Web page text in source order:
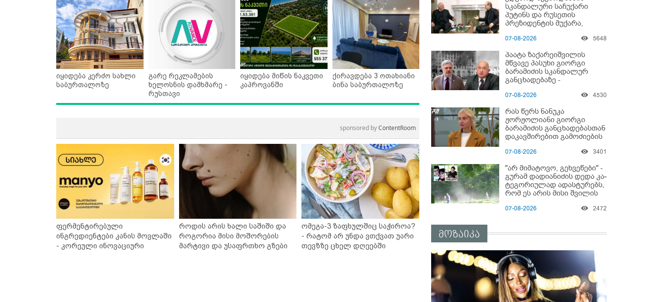
იყიდება კერძო სახლი
საბურთალოზე
გარე რეკლამების
ხელოსნის დამხმარე -
რუსთავი
იყიდება მიწის ნაკვეთი
კაპროვანში
ქირავდება 3 ოთახიანი
ბინა საბურთალოზე
sponsored byContentRoom
ფერმენტირებული
ინგრედიენტები კანის მოვლაში
- კორეული ინოვაციური
როდის არის ხალი საშიში და
როგორია მისი მოშორების
მარტივი და უსაფრთხო გზები
ომეგა-3 ზაფხულშიც საჭიროა?
- რატომ არ უნდა ვთქვათ უარი
თევზზე ცხელ დღეებში
სკანდალური საჩუქარი
პუტინს და რუსეთის
პრეზიდენტის მუქარა,
აასრულა
07-08-2026 5648
პაატა ზაქარეიშვილის
მწვავე პასუხი გიორგი
ბარამიძის სკანდალურ
განცხადებაზე -
ვიცი... კამანში მოკლული
გადმოვასვენე... ბარამიძე
კი ტყუის"
07-08-2026 4530
რას წერს ნანუკა
ჟორჟოლიანი გიორგი
ბარამიძის განცხადებასთან
დაკავშირებით გამოძიების
07-08-2026 3401
"არ მიმატოვო, გეხვეწები" -
გუ­რა­მ დადიანიძის დედა კა­
ტე­გო­რი­უ­ლად ადას­ტუ­რებს,
რომ ეს არის მისი შვი­ლის
07-08-2026 2472
მოზაიკა